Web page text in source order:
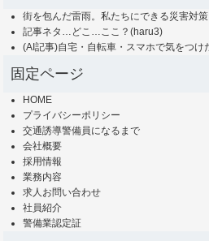
街を包んだ雷雨。私たちにできる災害対
記事ネタ…どこ…ここ？(haru3)
(AI記事)自宅・自転車・スマホで気をつけ
固定ページ
HOME
プライバシーポリシー
交通誘導警備員になるまで
会社概要
採用情報
業務内容
求人お問い合わせ
社員紹介
警備業認定証